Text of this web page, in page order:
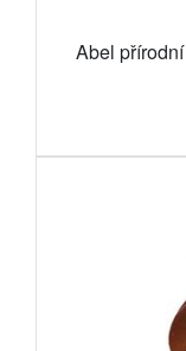
Abel